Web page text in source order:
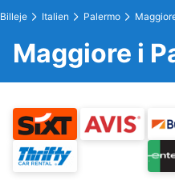
Billeje Italien Palermo
Maggiore i